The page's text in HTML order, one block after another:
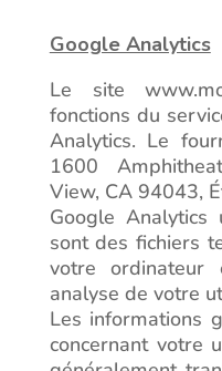
Google Analytics
Le site
fonctions du
Analytics. Le
1600
View, CA 94043,
Google Analytics
sont des fichiers
votre
analyse de votre
Les informations
concernant votre